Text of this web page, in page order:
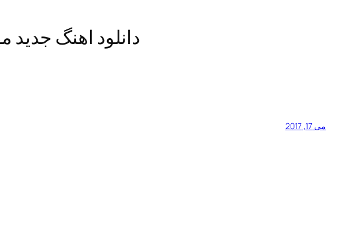
دانلود اهنگ جدید
می 17, 2017